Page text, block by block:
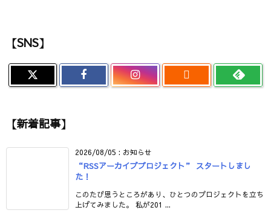
【SNS】

【新着記事】
2026/08/05 : お知らせ
“RSSアーカイブプロジェクト” スタートしまし
た！
このたび思うところがあり、ひとつのプロジェクトを立ち
上げてみました。 私が201 ...